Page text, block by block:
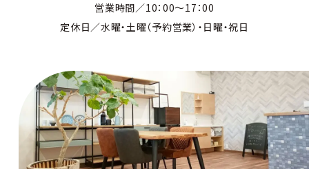
営業時間／10：00～17：00
定休日／水曜・土曜（予約営業）・日曜・祝日